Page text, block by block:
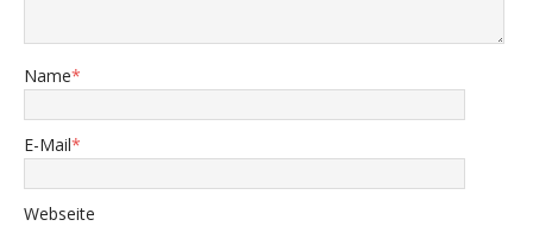
Name*
E-Mail*
Webseite